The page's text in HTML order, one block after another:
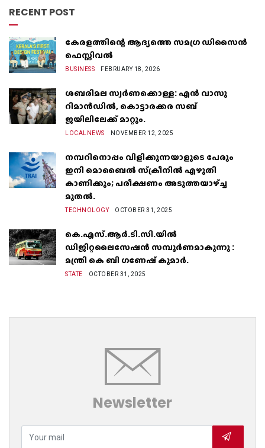
RECENT POST
കേരളത്തിന്റെ ആദ്യത്തെ സമഗ്ര ഡിസൈൻ
ഫെസ്റ്റിവൽ
BUSINESS FEBRUARY 18, 2026
ശബരിമല സ്വർണക്കൊള്ള: എൻ വാസു
റിമാൻഡിൽ, കൊട്ടാരക്കര സബ്
ജയിലിലേക്ക് മാറ്റും.
LOCALNEWS NOVEMBER 12, 2025
നമ്പറിനൊപ്പം വിളിക്കുന്നയാളുടെ പേരും
ഇനി മൊബൈൽ സ്‌ക്രീനില്‍ എഴുതി
കാണിക്കും; പരീക്ഷണം അടുത്തയാഴ്‌ച്ച
മുതല്‍.
TECHNOLOGY OCTOBER 31, 2025
കെ.എസ്.ആർ.ടി.സി.യിൽ
ഡിജിറ്റലൈസേഷൻ സമ്പൂർണമാകുന്നു :
മന്ത്രി കെ ബി ഗണേഷ് കുമാർ.
STATE OCTOBER 31, 2025
Newsletter